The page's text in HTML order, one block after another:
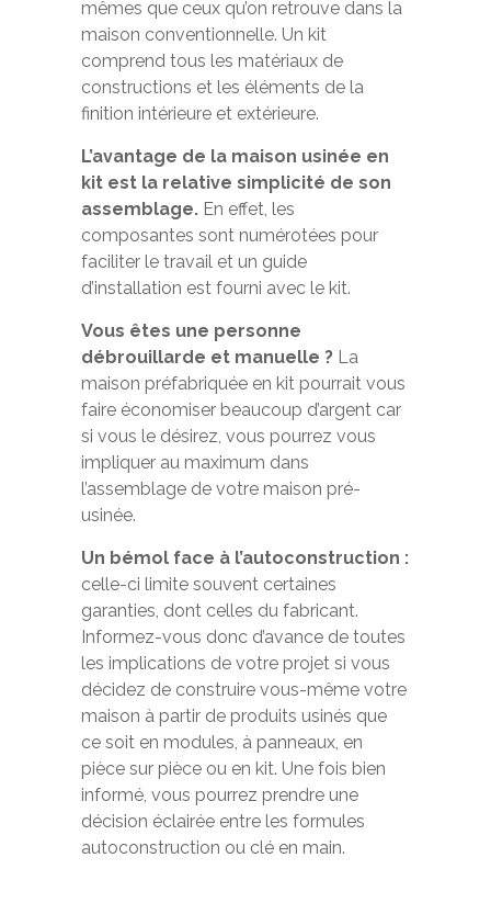
mêmes que ceux qu’on retrouve dans la
maison conventionnelle. Un kit
comprend tous les matériaux de
constructions et les éléments de la
finition intérieure et extérieure.
L’avantage de la maison usinée en
kit est la relative simplicité de son
assemblage. En effet, les
composantes sont numérotées pour
faciliter le travail et un guide
d’installation est fourni avec le kit.
Vous êtes une personne
débrouillarde et manuelle ? La
maison préfabriquée en kit pourrait vous
faire économiser beaucoup d’argent car
si vous le désirez, vous pourrez vous
impliquer au maximum dans
l’assemblage de votre maison pré-
usinée.
Un bémol face à l’autoconstruction :
celle-ci limite souvent certaines
garanties, dont celles du fabricant.
Informez-vous donc d’avance de toutes
les implications de votre projet si vous
décidez de construire vous-même votre
maison à partir de produits usinés que
ce soit en modules, à panneaux, en
pièce sur pièce ou en kit. Une fois bien
informé, vous pourrez prendre une
décision éclairée entre les formules
autoconstruction ou clé en main.